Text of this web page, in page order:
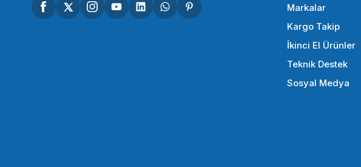
OEM
OEM Marka D2564 HDMI USM Kablosu Koruma Kancası 15mm Boru Çapı
Markalar
Kargo Takip
İkinci El Ürünler
Teknik Destek
Sosyal Medya